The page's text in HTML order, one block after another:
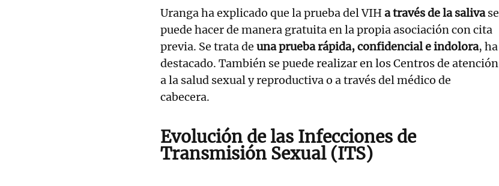
Uranga ha explicado que la prueba del VIH a través de la salivase
puede hacer de manera gratuita en la propia asociación con cita
previa. Se trata de una prueba rápida, confidencial e indolora, ha
destacado. También se puede realizar en los Centros de atención
a la salud sexual y reproductiva o a través del médico de
cabecera.
Evolución de las Infecciones de
Transmisión Sexual (ITS)